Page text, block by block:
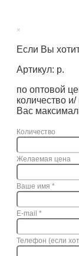
×
Если Вы
Артикул: р.
по оптовой
количество
Вас
Количество
Желаемая цена
Ваше имя *
E-mail *
Телефон (если